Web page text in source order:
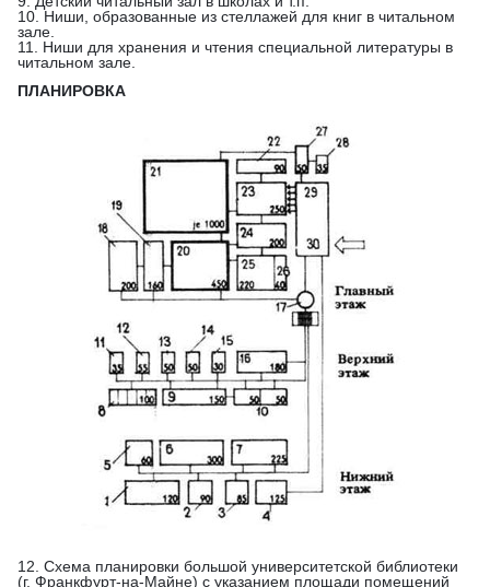
10. Ниши, образованные из стеллажей для книг в читальном
зале.
11. Ниши для хранения и чтения специальной литературы в
читальном зале.
ПЛАНИРОВКА
12. Схема планировки большой университетской библиотеки
(г. Франкфурт-на-Майне) с указанием площади помещений